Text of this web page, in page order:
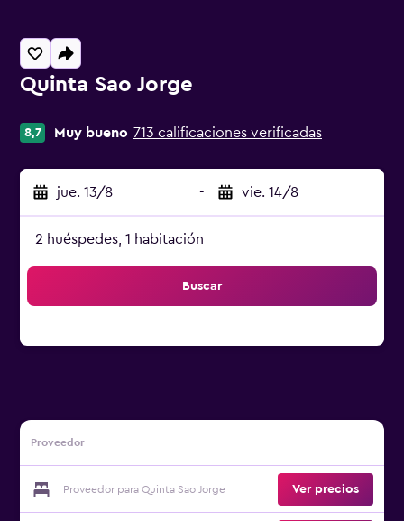
Quinta Sao Jorge
8,7 Muy bueno 713 calificaciones verificadas
jue. 13/8 - vie. 14/8
2 huéspedes, 1 habitación
Buscar
Proveedor
Proveedor para Quinta Sao Jorge Ver precios